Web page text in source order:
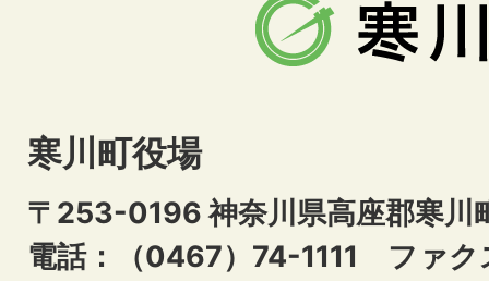
寒川町役場
〒253-0196 神奈川県高座郡寒川
電話：（0467）74-1111 ファ